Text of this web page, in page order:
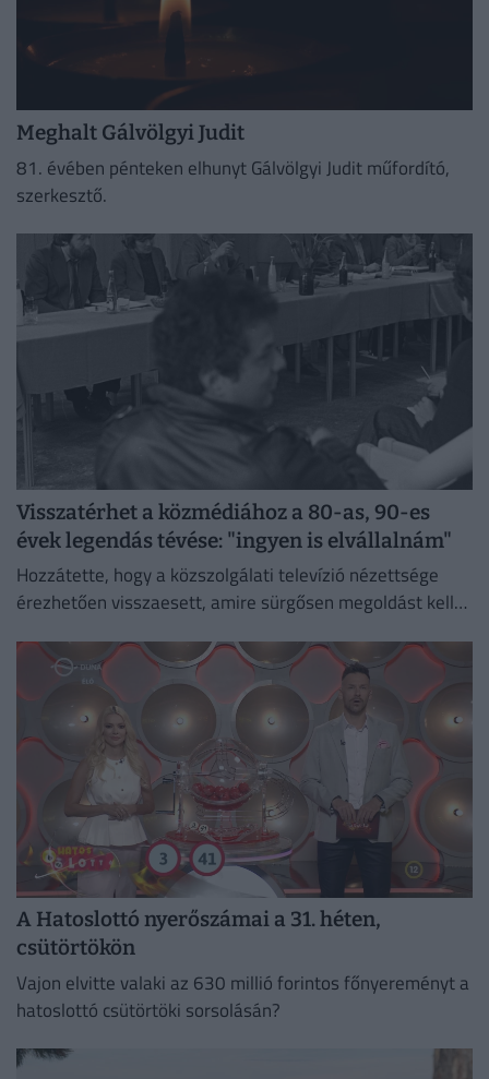
Meghalt Gálvölgyi Judit
81. évében pénteken elhunyt Gálvölgyi Judit műfordító,
szerkesztő.
Visszatérhet a közmédiához a 80-as, 90-es
évek legendás tévése: "ingyen is elvállalnám"
Hozzátette, hogy a közszolgálati televízió nézettsége
érezhetően visszaesett, amire sürgősen megoldást kell
A Hatoslottó nyerőszámai a 31. héten,
csütörtökön
Vajon elvitte valaki az 630 millió forintos főnyereményt a
hatoslottó csütörtöki sorsolásán?